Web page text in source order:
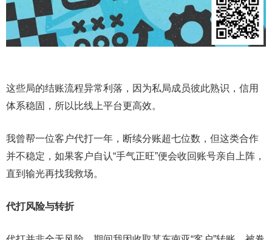
这些局的结账流程异常利落，因为私局成员彼此熟识，信用
体系稳固，所以比线上平台更高效。
我曾帮一位客户代打一年，断续分账超七位数，但这类合作
并不稳定，如果客户自认“手气正旺”便会收回账号亲自上阵，
直到输光再找我救场。
代打风险与转折